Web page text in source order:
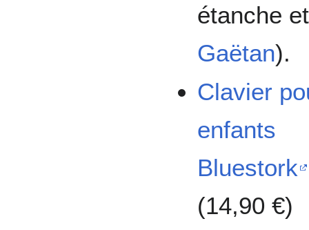
étanche
Gaëtan).
Clavier
enfants
Bluestork
(14,90 €)